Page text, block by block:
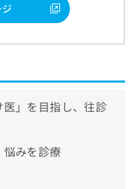
」を目指し、往診
みを診療